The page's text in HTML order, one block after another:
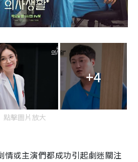
+4
點擊圖片放大
情或主演們都成功引起劇迷關注